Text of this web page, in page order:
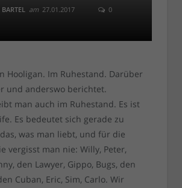
am 27.01.2017
0
Hooligan. Im Ruhestand. Darüber
und anderswo berichtet.
man auch im Ruhestand. Es ist
Es bedeutet sich gerade zu
was man liebt, und für die
vergisst man nie: Willy, Peter,
den Lawyer, Gippo, Bugs, den
Cuban, Eric, Sim, Carlo. Wir